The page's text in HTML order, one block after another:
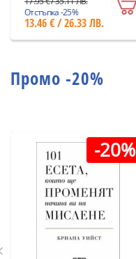
Отстъпка -25%
13.46 € / 26.33 ЛВ.
Промо -20%
-20%